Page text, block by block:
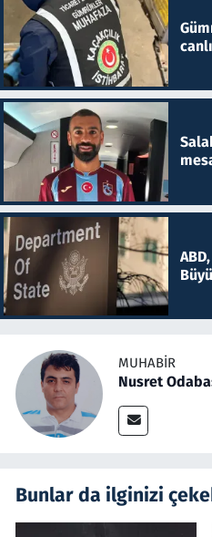
MUHABIR
Nusret
Bunlar da ilginizi